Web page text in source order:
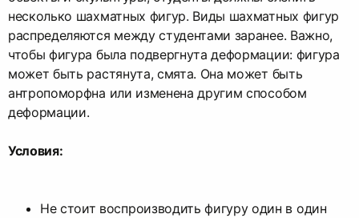
несколько шахматных фигур. Виды шахматных фигур
распределяются между студентами заранее. Важно,
чтобы фигура была подвергнута деформации: фигура
может быть растянута, смята. Она может быть
антропоморфна или изменена другим способом
деформации.
Условия:
Не стоит воспроизводить фигуру один в один